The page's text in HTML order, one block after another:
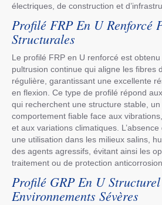
électriques, de construction et
Profilé FRP En U Renforcé
Structurales
Le profilé FRP en U renforcé est
pultrusion continue qui aligne les fibres
régulière, garantissant une excellente
en flexion. Ce type de profilé répond
qui recherchent une structure stable,
comportement fiable face aux
et aux variations climatiques.
une utilisation dans les milieux salins,
des agents agressifs, évitant ainsi les
traitement ou de protection anticorrosion.
Profilé GRP En U
Environnements Sévères